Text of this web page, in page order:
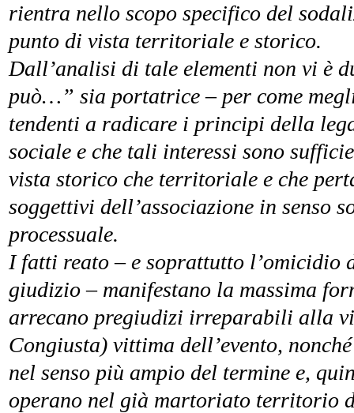
rientra nello scopo specifico del
punto di vista territoriale e storico.
Dall’analisi di tale elementi non vi è
può…” sia portatrice – per come
tendenti a radicare i principi della
sociale e che tali interessi sono
vista storico che territoriale e che
soggettivi dell’associazione in senso
processuale.
I fatti reato – e soprattutto
giudizio – manifestano la massima
arrecano pregiudizi irreparabili alla
Congiusta) vittima dell’evento,
nel senso più ampio del termine e,
operano nel già martoriato territorio